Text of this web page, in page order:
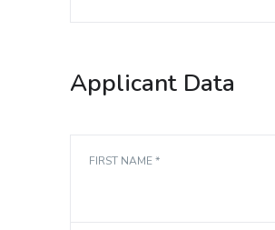
Applicant Data
FIRST NAME *